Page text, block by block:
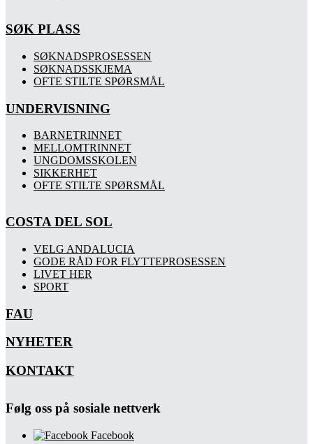
SØK PLASS
SØKNADSPROSESSEN
SØKNADSSKJEMA
OFTE STILTE SPØRSMÅL
UNDERVISNING
BARNETRINNET
MELLOMTRINNET
UNGDOMSSKOLEN
SIKKERHET
OFTE STILTE SPØRSMÅL
COSTA DEL SOL
VELG ANDALUCIA
GODE RÅD FOR FLYTTEPROSESSEN
LIVET HER
SPORT
FAU
NYHETER
KONTAKT
Følg oss på sosiale nettverk
Facebook